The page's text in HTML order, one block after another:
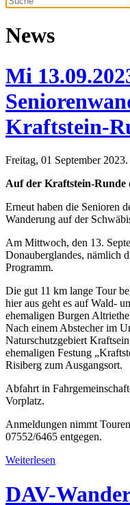
News
Mi
Kraftstein-
Freitag, 01 September 2023.
Auf der Kraftstein-Runde
Erneut haben die Senioren
Wanderung auf der
Am Mittwoch, den 13.
Donauberglandes, nämlich
Programm.
Die gut 11 km lange Tour
hier aus geht es auf Wald-
ehemaligen Burgen
Nach einem Abstecher im
Naturschutzgebiert
ehemaligen Festung
Risiberg zum Ausgangsort.
Abfahrt in
Vorplatz.
Anmeldungen nimmt
07552/6465 entgegen.
Weiterlesen
DAV-